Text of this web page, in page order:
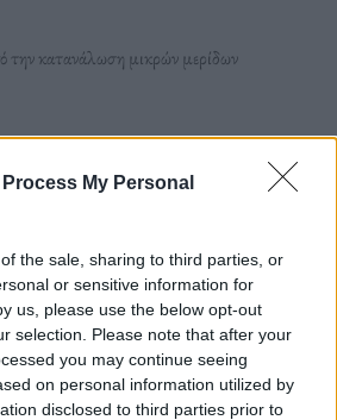
My Personal
the sale, sharing to third parties, or
or sensitive information for
us, please use the below opt-out
selection. Please note that after your
you may continue seeing
on personal information utilized by
disclosed to third parties prior to
την κατανάλωση μικρών μερίδων
θα πρέπει να είναι σε
Οι αρνητικές συνέπειες
για να εκδηλωθούν, αλλά
που δύσκολα κόβεται και
βοήθεια ειδικού.